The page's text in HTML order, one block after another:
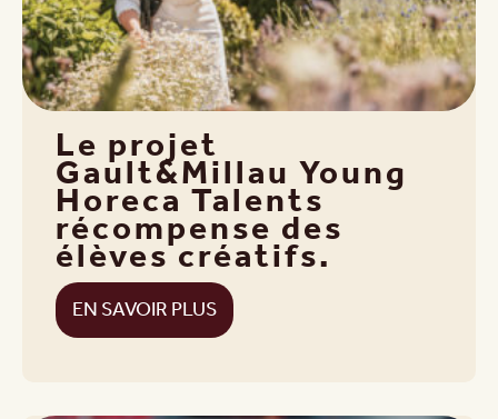
Le projet
Gault&Millau Young
Horeca Talents
récompense des
élèves créatifs.
EN SAVOIR PLUS